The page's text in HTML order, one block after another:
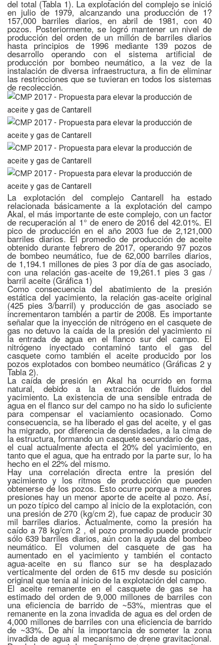
del total (Tabla 1). La explotación del complejo se inició
en julio de 1979, alcanzando una producción de 1?
157,000 barriles diarios, en abril de 1981, con 40
pozos. Posteriormente, se logró mantener un nivel de
producción del orden de un millón de barriles diarios
hasta principios de 1996 mediante 139 pozos de
desarrollo operando con el sistema artificial de
producción por bombeo neumático, a la vez de la
instalación de diversa infraestructura, a fin de eliminar
las restricciones que se tuvieran en todos los sistemas
de recolección.
La explotación del complejo Cantarell ha estado
relacionada básicamente a la explotación del campo
Akal, el más importante de este complejo, con un factor
de recuperación al 1° de enero de 2016 del 42.01%. El
pico de producción en el año 2003 fue de 2,121,000
barriles diarios. El promedio de producción de aceite
obtenido durante febrero de 2017, operando 97 pozos
de bombeo neumático, fue de 62,000 barriles diarios,
de 1,194.1 millones de pies 3 por día de gas asociado,
con una relación gas-aceite de 19,261.1 pies 3 gas /
barril aceite (Gráfica 1)
Como consecuencia del abatimiento de la presión
estática del yacimiento, la relación gas-aceite original
(425 pies 3/barril) y producción de gas asociado se
incrementaron también a partir de 2008. Es importante
señalar que la inyección de nitrógeno en el casquete de
gas no detuvo la caída de la presión del yacimiento ni
la entrada de agua en el flanco sur del campo. El
nitrógeno inyectado contaminó tanto el gas del
casquete como también el aceite producido por los
pozos explotados con bombeo neumático (Gráficas 2 y
Tabla 2).
La caída de presión en Akal ha ocurrido en forma
natural, debido a la extracción de fluidos del
yacimiento. La existencia de una sensible entrada de
agua en el flanco sur del campo no ha sido lo suficiente
para compensar el vaciamiento ocasionado. Como
consecuencia, se ha liberado el gas del aceite, y el gas
ha migrado, por diferencia de densidades, a la cima de
la estructura, formando un casquete secundario de gas,
el cual actualmente afecta el 20% del yacimiento, en
tanto que el agua, que ha entrado por la parte sur, lo ha
hecho en el 22% del mismo.
Hay una correlación directa entre la presión del
yacimiento y los ritmos de producción que pueden
obtenerse de los pozos. Esto ocurre porque a menores
presiones hay un menor aporte de aceite al pozo. Así,
un pozo típico del campo al inicio de la explotación, con
una presión de 270 (kg/cm 2), fue capaz de producir 30
mil barriles diarios. Actualmente, como la presión ha
caído a 78 kg/cm 2 , el pozo promedio puede producir
sólo 639 barriles diarios, aún con la ayuda del bombeo
neumático. El volumen del casquete de gas ha
aumentado en el yacimiento y también el contacto
agua-aceite en su flanco sur se ha desplazado
verticalmente del orden de 615 mv desde su posición
original que tenía al inicio de la explotación del campo.
El aceite remanente en el casquete de gas se ha
estimado del orden de 9,000 millones de barriles con
una eficiencia de barrido de ~53%, mientras que el
remanente en la zona invadida de agua es del orden de
4,000 millones de barriles con una eficiencia de barrido
de ~33%. De ahí la importancia de someter la zona
invadida de agua al mecanismo de drene gravitacional.